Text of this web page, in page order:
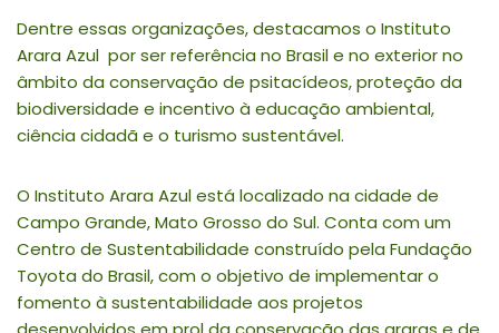
Dentre essas organizações, destacamos o Instituto
Arara Azul por ser referência no Brasil e no exterior no
âmbito da conservação de psitacídeos, proteção da
biodiversidade e incentivo à educação ambiental,
ciência cidadã e o turismo sustentável.
O Instituto Arara Azul está localizado na cidade de
Campo Grande, Mato Grosso do Sul. Conta com um
Centro de Sustentabilidade construído pela Fundação
Toyota do Brasil, com o objetivo de implementar o
fomento à sustentabilidade aos projetos